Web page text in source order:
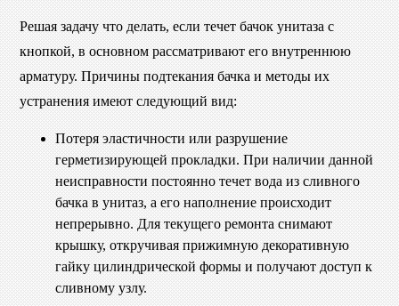
Решая задачу что делать, если течет бачок унитаза с
кнопкой, в основном рассматривают его внутреннюю
арматуру. Причины подтекания бачка и методы их
устранения имеют следующий вид:
Потеря эластичности или разрушение
герметизирующей прокладки. При наличии данной
неисправности постоянно течет вода из сливного
бачка в унитаз, а его наполнение происходит
непрерывно. Для текущего ремонта снимают
крышку, откручивая прижимную декоративную
гайку цилиндрической формы и получают доступ к
сливному узлу.